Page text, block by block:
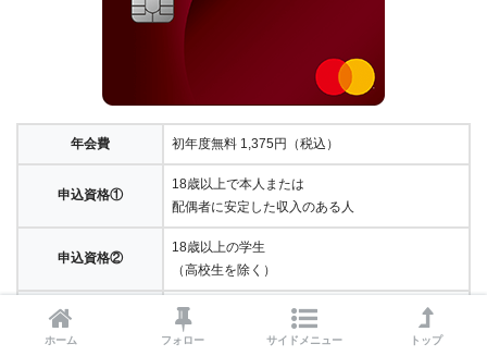
年会費 初年度無料 1,375円（税込）
申込資格①
18歳以上で本人または
配偶者に安定した収入のある人
申込資格②
18歳以上の学生
（高校生を除く）
国際ブランド
VISA,マスターカード
JCB,アメックス
ホーム フォロー サイドメニュー トップ